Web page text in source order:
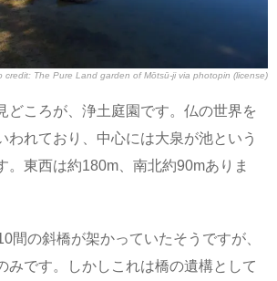
credit: The Pure Land garden of Mōtsū-jivia photopin (license)
どころが、浄土庭園です。仏の世界を
われており、中心には大泉が池という
。東西は約180m、南北約90mありま
間の斜橋が架かっていたそうですが、
みです。しかしこれは橋の遺構として